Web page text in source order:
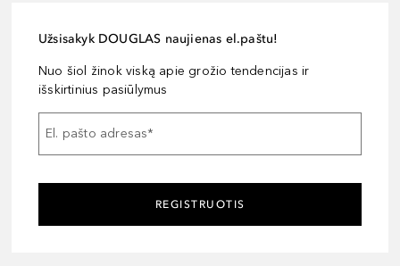
Užsisakyk DOUGLAS naujienas el.paštu!
Nuo šiol žinok viską apie grožio tendencijas ir
išskirtinius pasiūlymus
El. pašto adresas*
REGISTRUOTIS